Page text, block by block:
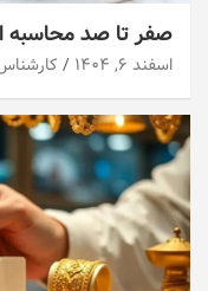
صفر تا صد محاسبه
اسفند ۶, ۱۴۰۴ کارشناس